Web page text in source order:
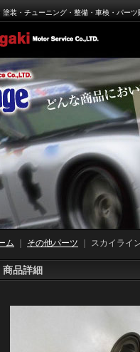
装・チューニング・整備・車検・パーツ
ム その他パーツ スカイライ
商品詳細